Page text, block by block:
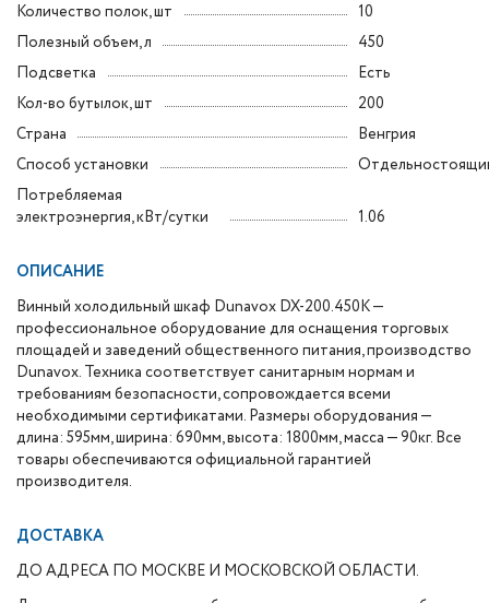
Количество полок, шт
10
Полезный объем, л
450
Подсветка
Есть
Кол-во бутылок, шт
200
Страна
Венгрия
Способ установки
Потребляемая
электроэнергия, кВт/сутки
1.06
ОПИСАНИЕ
Винный холодильный шкаф Dunavox DX-200.450K —
профессиональное оборудование для оснащения торговых
площадей и заведений общественного питания, производство
Dunavox. Техника соответствует санитарным нормам и
требованиям безопасности, сопровождается всеми
необходимыми сертификатами. Размеры оборудования —
длина: 595мм, ширина: 690мм, высота: 1800мм, масса — 90кг. Все
товары обеспечиваются официальной гарантией
производителя.
ДОСТАВКА
ДО АДРЕСА ПО МОСКВЕ И МОСКОВСКОЙ ОБЛАСТИ.